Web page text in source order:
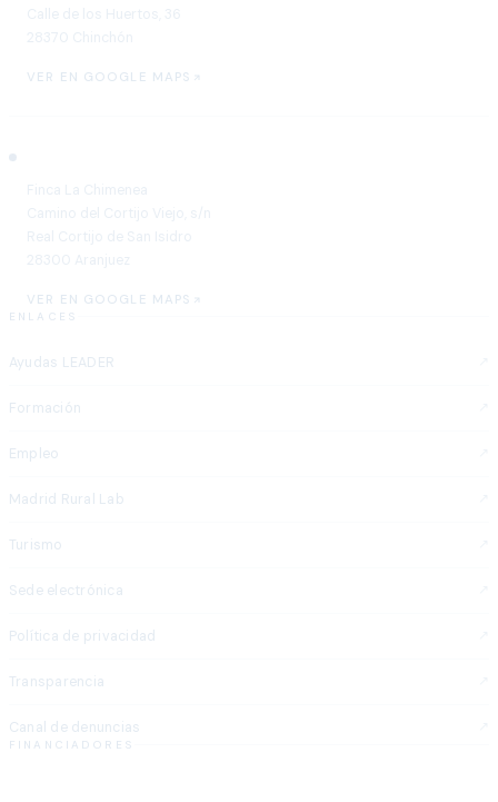
VER EN GOOGLE MAPS
VER EN GOOGLE MAPS
ENLACES
Ayudas LEADER
Formación
Empleo
Madrid Rural Lab
Turismo
Sede electrónica
Política de privacidad
Transparencia
Canal de denuncias
FINANCIADORES